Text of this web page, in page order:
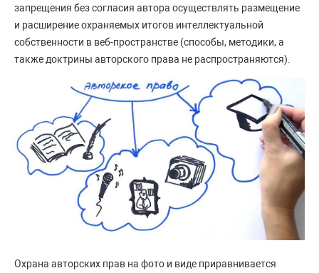
запрещения без согласия автора осуществлять размещение
и расширение охраняемых итогов интеллектуальной
собственности в веб-пространстве (способы, методики, а
также доктрины авторского права не распространяются).
Охрана авторских прав на фото и виде приравнивается